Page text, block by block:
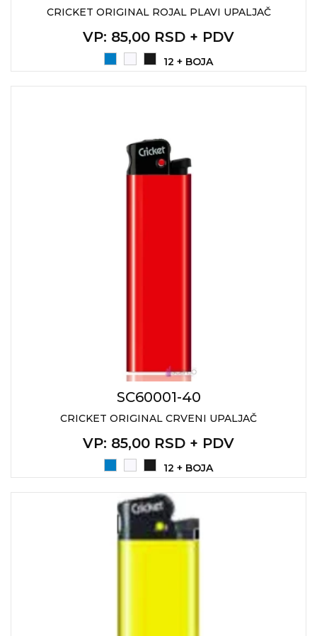
CRICKET ORIGINAL ROJAL PLAVI UPALJAČ
VP: 85,00 RSD + PDV
12 + BOJA
SC60001-40
CRICKET ORIGINAL CRVENI UPALJAČ
VP: 85,00 RSD + PDV
12 + BOJA